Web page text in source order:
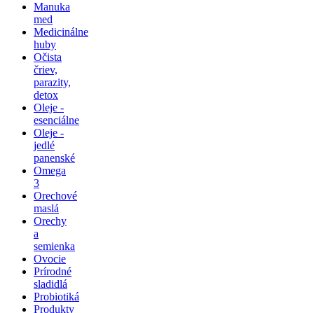
Manuka
med
Medicinálne
huby
Očista
čriev,
parazity,
detox
Oleje -
esenciálne
Oleje -
jedlé
panenské
Omega
3
Orechové
maslá
Orechy
a
semienka
Ovocie
Prírodné
sladidlá
Probiotiká
Produkty